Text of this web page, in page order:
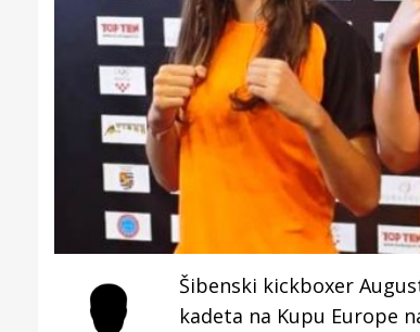
Šibenski kickboxer
kadeta na Kupu Europe